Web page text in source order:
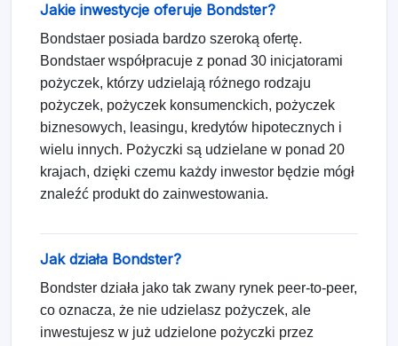
Jakie inwestycje oferuje Bondster?
Bondstaer posiada bardzo szeroką ofertę.
Bondstaer współpracuje z ponad 30 inicjatorami
pożyczek, którzy udzielają różnego rodzaju
pożyczek, pożyczek konsumenckich, pożyczek
biznesowych, leasingu, kredytów hipotecznych i
wielu innych. Pożyczki są udzielane w ponad 20
krajach, dzięki czemu każdy inwestor będzie mógł
znaleźć produkt do zainwestowania.
Jak działa Bondster?
Bondster działa jako tak zwany rynek peer-to-peer,
co oznacza, że nie udzielasz pożyczek, ale
inwestujesz w już udzielone pożyczki przez